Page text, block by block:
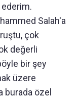
Salah'a
çok
değerli
bir şey
üzere
burada özel